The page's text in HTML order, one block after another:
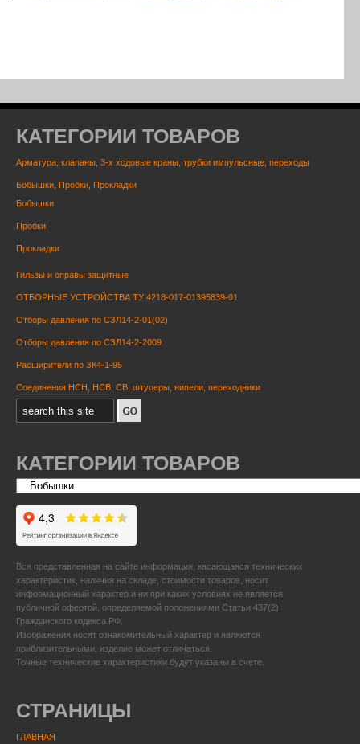
КАТЕГОРИИ ТОВАРОВ
Арматура, клапаны, 3-х ходовые краны, трубки импульсные, переходы
Бобышки, Пробки, Прокладки
Бобышки
Пробки
Прокладки
Гильзы и оправы защитные
ОТБОРНЫЕ УСТРОЙСТВА ТУ 4218-017-01395839-01
Отборы давления по СЗЛ14-2-01(02)
Отборы давления по СЗЛ14-2-2009
Расширители по ЗК4-1-95
Соединения НСН, НСВ, СВ, штуцеры, нипели, переходники
КАТЕГОРИИ ТОВАРОВ
Вся представленная на сайте информация, касающаяся технических
характеристик, наличия на складе, стоимости товаров, носит
информационный характер и ни при каких условиях не является
публичной офертой, определяемой положениями Статьи 437(2)
Гражданского кодекса РФ.
Изображения носят ознакомительный характер и являются
приблизительными, изделие может отличаться.
Точные технические характеристики будут указаны в счете.
СТРАНИЦЫ
ГЛАВНАЯ